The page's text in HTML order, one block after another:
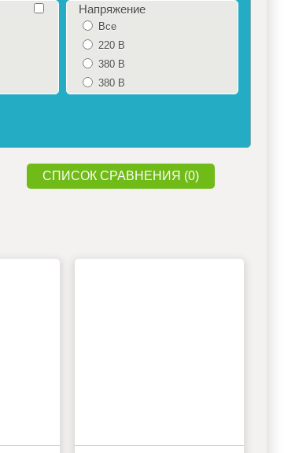
Напряжение
Все
220 В
380 В
380 В
СПИСОК СРАВНЕНИЯ (0)